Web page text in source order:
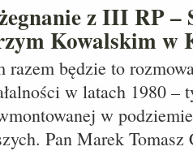
z III RP –
Kowalskim w
razem będzie to
w latach 1980 –
w
Pan Marek